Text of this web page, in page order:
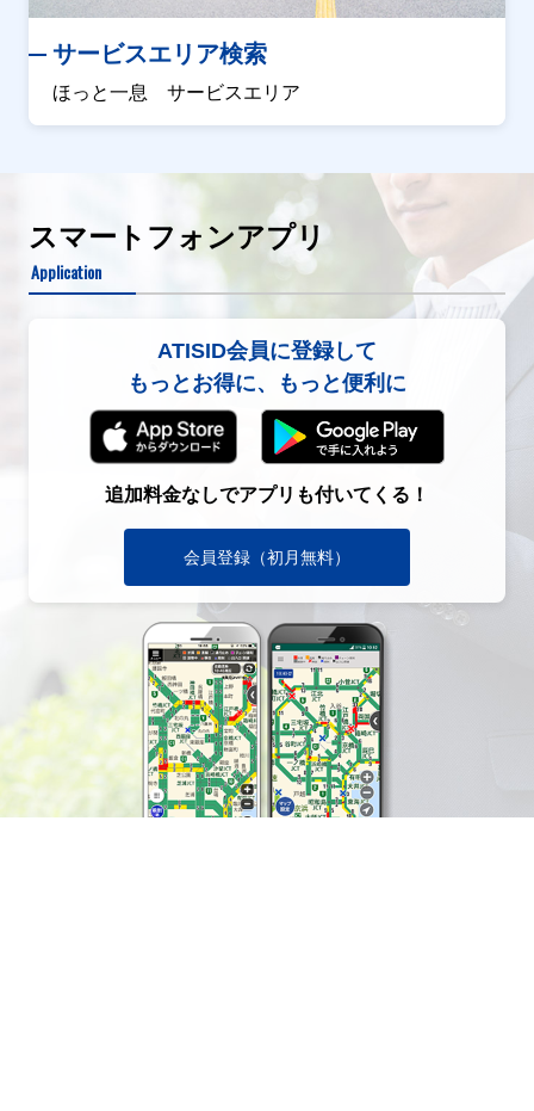
サービスエリア検索
ほっと一息 サービスエリア
スマートフォンアプリ
Application
ATISID会員に登録して
もっとお得に、もっと便利に
追加料金なしでアプリも付いてくる！
会員登録（初月無料）